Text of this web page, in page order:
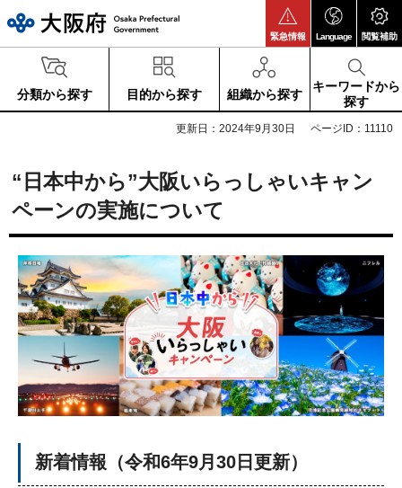
緊急情報 Language 閲覧補助
分類から探す 目的から探す 組織から探す
キーワードから
探す
更新日：2024年9月30日 ページID：11110
“日本中から”大阪いらっしゃいキャン
ペーンの実施について
新着情報（令和6年9月30日更新）